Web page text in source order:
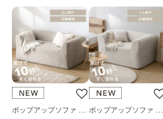
ポップアップソファ ソ ポップアップソファ ソ